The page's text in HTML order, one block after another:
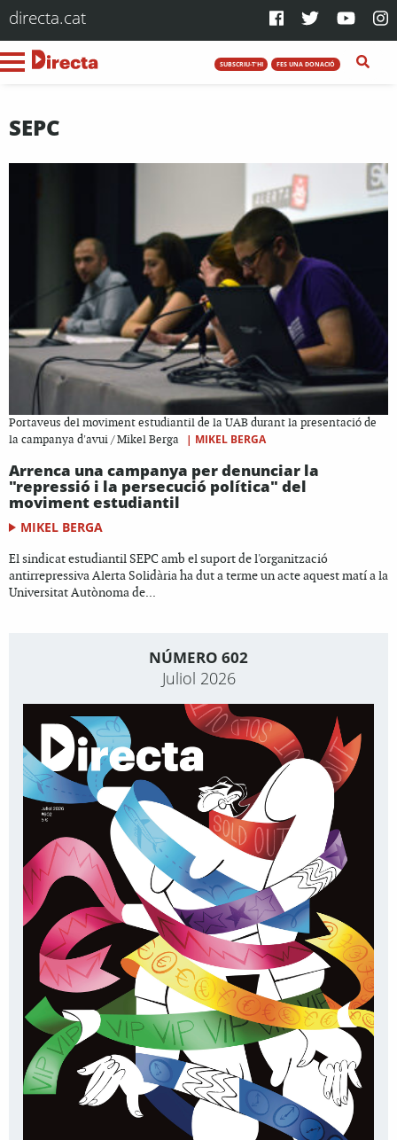
directa.cat
SUBSCRIU-T'HI FES UNA DONACIÓ
SEPC
Portaveus del moviment estudiantil de la UAB durant la presentació de
la campanya d'avui / Mikel Berga
| MIKEL BERGA
Arrenca una campanya per denunciar la
"repressió i la persecució política" del
moviment estudiantil
MIKEL BERGA
El sindicat estudiantil SEPC amb el suport de l'organització
antirrepressiva Alerta Solidària ha dut a terme un acte aquest matí a la
Universitat Autònoma de...
NÚMERO 602
Juliol 2026